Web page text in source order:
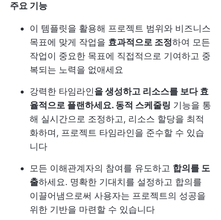
주요 기능
이 템플릿을 활용해 프로젝트 범위와 비즈니스
목표에 맞게 작업을 효과적으로 조정하여 모든
작업이 중요한 목표에 직접적으로 기여하고 중
복되는 노력을 없애세요
강력한 타임라인을 생성하고 리소스를 보다 효
율적으로 플랜하세요. 동적 스케줄링 기능을 통
해 실시간으로 조정하고, 리소스 할당을 최적
화하며, 프로젝트 타임라인을 준수할 수 있습
니다
모든 이해관계자의 참여를 유도하고 합의를 도
출하세요. 명확한 기대치를 설정하고 합의를
이끌어냄으로써 사용자는 프로젝트의 성공을
위한 기반을 마련할 수 있습니다